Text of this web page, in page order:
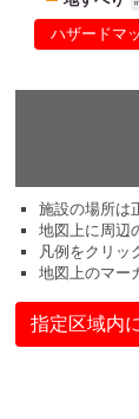
ハザードマ
施設の場所は
地図上に周辺
凡例をクリッ
地図上のマー
指定区域内